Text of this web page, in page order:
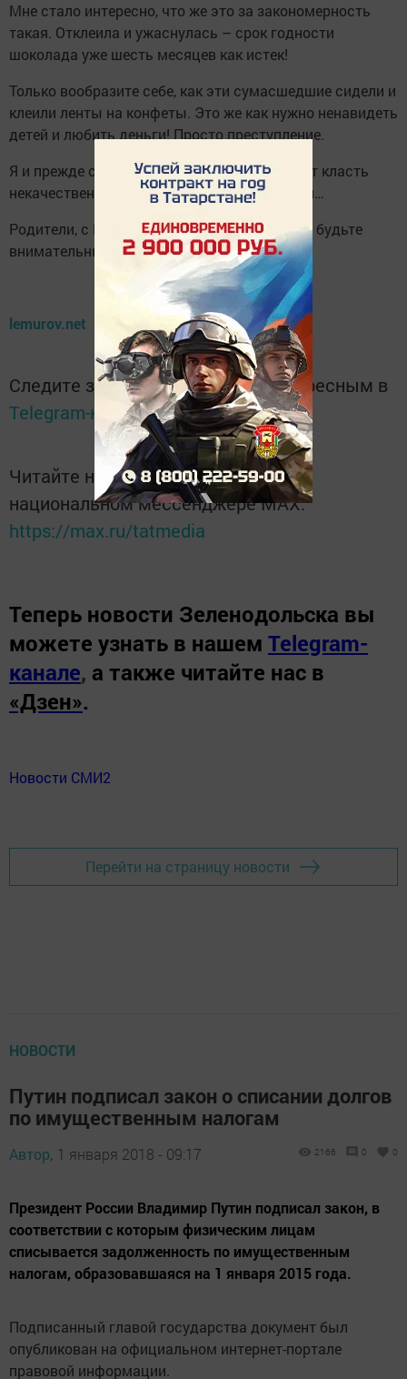
Мне стало интересно, что же это за закономерность
такая. Отклеила и ужаснулась – срок годности
шоколада уже шесть месяцев как истек!
Только вообразите себе, как эти сумасшедшие сидели и
клеили ленты на конфеты. Это же как нужно ненавидеть
детей и любить деньги! Просто преступление.
Я и прежде слышала, что в комплекты могут класть
некачественный шоколад, но просроченный…
Родители, с Новым Годом Вас! Пожалуйста, будьте
внимательны!
lemurov.net
Следите за самым важным и интересным в
Telegram-каналеТатмедиа
Читайте новости Татарстана в
национальном мессенджере MАХ:
https://max.ru/tatmedia
Теперь новости Зеленодольска вы
можете узнать в нашем Telegram-
канале, а также читайте нас в
«Дзен».
Новости СМИ2
Перейти на страницу новости
НОВОСТИ
Путин подписал закон о списании долгов
по имущественным налогам
Автор, 1 января 2018 - 09:17 2166 0 0
Президент России Владимир Путин подписал закон, в
соответствии с которым физическим лицам
списывается задолженность по имущественным
налогам, образовавшаяся на 1 января 2015 года.
Подписанный главой государства документ был
опубликован на официальном интернет-портале
правовой информации.